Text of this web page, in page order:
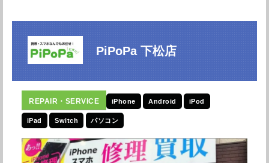
PiPoPa 下松店
iPhone Android iPod
iPad Switch パソコン